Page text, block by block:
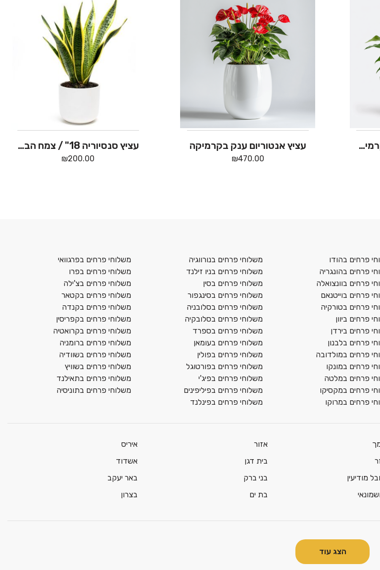
עציץ ספיטופיליום בכלי קרמיקה עציץ אנטוריום ענק בקרמיקה
₪470.00
עציץ סנסיוריה 18" / צמח הבריאות בכלי קרמיקה
₪200.00
פרחים בהודו
פרחים בהונגריה
פרחים בוונצואלה
פרחים בוייטנאם
פרחים בטורקיה
פרחים ביוון
פרחים בירדן
פרחים בלבנון
פרחים במולדובה
פרחים במונקו
פרחים במלטה
פרחים במקסיקו
פרחים במרוקו
משלוחי פרחים בנורווגיה
משלוחי פרחים בניו זילנד
משלוחי פרחים בסין
משלוחי פרחים בסינגפור
משלוחי פרחים בסלובניה
משלוחי פרחים בסלובקיה
משלוחי פרחים בספרד
משלוחי פרחים בעומאן
משלוחי פרחים בפולין
משלוחי פרחים בפורטוגל
משלוחי פרחים בפיג'י
משלוחי פרחים בפיליפינים
משלוחי פרחים בפינלנד
משלוחי פרחים בפרגוואי
משלוחי פרחים בפרו
משלוחי פרחים בצ'ילה
משלוחי פרחים בקטאר
משלוחי פרחים בקנדה
משלוחי פרחים בקפריסין
משלוחי פרחים בקרואטיה
משלוחי פרחים ברומניה
משלוחי פרחים בשוודיה
משלוחי פרחים בשוויץ
משלוחי פרחים בתאילנד
משלוחי פרחים בתוניסיה
מודיעין
אזור
בית דגן
בני ברק
בת ים
איריס
אשדוד
באר יעקב
בצרון
הצג עוד